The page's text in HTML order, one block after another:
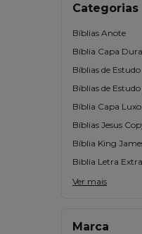
Categorias
Bíblias Anote
Bíblia Capa
Bíblias de Estudo
Bíblias de
Bíblia Capa
Bíblias Jesus
Bíblia King
Biblia Letra
Ver mais
Marca